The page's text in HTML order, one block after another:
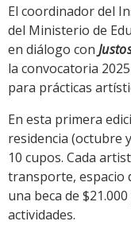
El coordinador del
del Ministerio de
en diálogo con
la convocatoria
para prácticas
En esta primera
residencia (octubre
10 cupos. Cada
transporte, espacio
una beca de
actividades.